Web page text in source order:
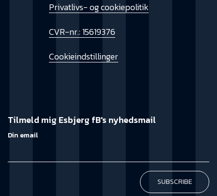
Privatlivs- og cookiepolitik
CVR-nr.: 15619376
Cookieindstillinger
Tilmeld mig Esbjerg fB's nyhedsmail
Din email